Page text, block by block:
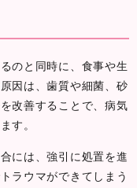
のと同時に、食事や生
因は、歯質や細菌、砂
改善することで、病気
す。
には、強引に処置を進
ラウマができてしまう